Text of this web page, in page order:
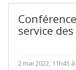
service
2 mai 2022, 11h45